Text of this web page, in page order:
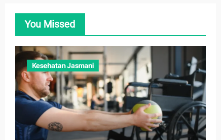
You Missed
Kesehatan Jasmani